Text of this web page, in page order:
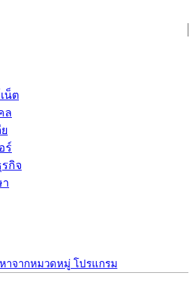
น็ต
ล
ร์
กิจ
าจากหมวดหมู่ โปรแกรม